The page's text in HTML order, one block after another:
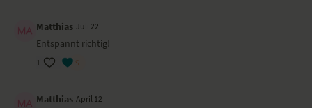
Matthias Juli 22
Entspannt richtig!
1
Matthias April 12